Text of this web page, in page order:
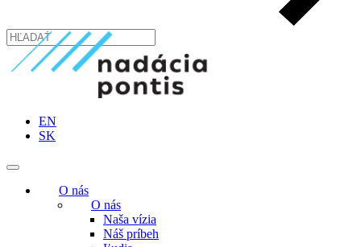
EN
SK
O nás
O nás
Naša vízia
Náš príbeh